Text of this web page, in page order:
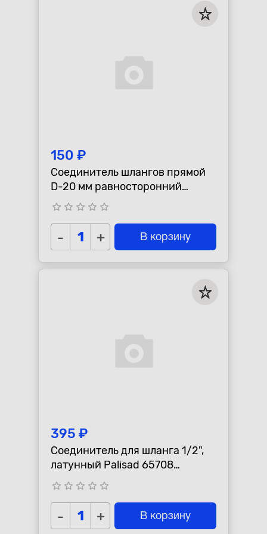
150 ₽
Соединитель шлангов прямой
D-20 мм равносторонний
AUTO-GUR GS20
star_border star_border star_border star_border star_border
- + В корзину
395 ₽
Соединитель для шланга 1/2",
латунный Palisad 65708
PALISAD 65708
star_border star_border star_border star_border star_border
- + В корзину